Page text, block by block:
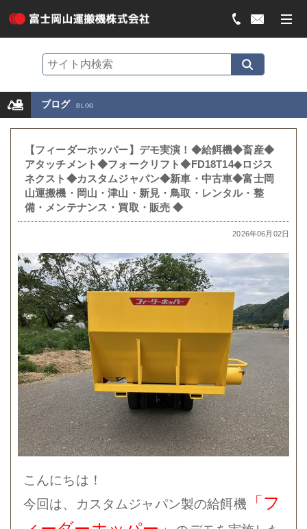
ブログ BLOG
【フィーダーホッパー】デモ実演！◆給餌機◆畜産◆
アタッチメント◆フォークリフト◆FD18T14◆ロジス
ネクスト◆カスタムジャパン◆新車・中古車◆富士岡
山運搬機・岡山・津山・新見・鳥取・レンタル・整
備・メンテナンス・買取・販売 ◆
2026年06月02日
こんにちは！
今回は、カスタムジャパン製の給餌機
「フ